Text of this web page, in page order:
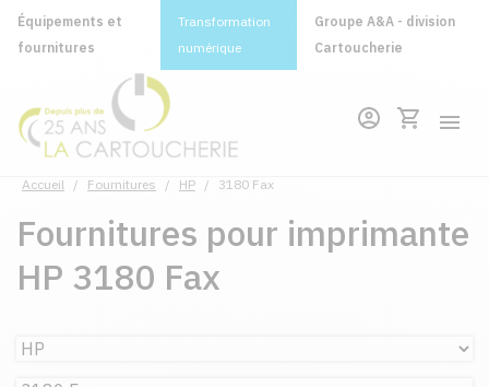
Équipements et
fournitures
Transformation
numérique
Groupe A&A - division
Cartoucherie
Accueil / Fournitures / HP / 3180 Fax
Fournitures pour imprimante
HP 3180 Fax